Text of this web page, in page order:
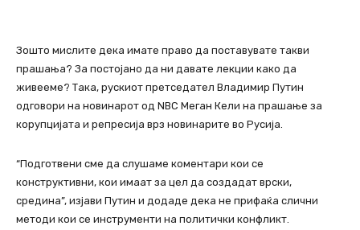
Зошто мислите дека имате право да поставувате такви
прашања? За постојано да ни давате лекции како да
живееме? Така, рускиот претседател Владимир Путин
одговори на новинарот од NBC Меган Кели на прашање за
корупцијата и репресија врз новинарите во Русија.
“Подготвени сме да слушаме коментари кои се
конструктивни, кои имаат за цел да создадат врски,
средина”, изјави Путин и додаде дека не прифаќа слични
методи кои се инструменти на политички конфликт.